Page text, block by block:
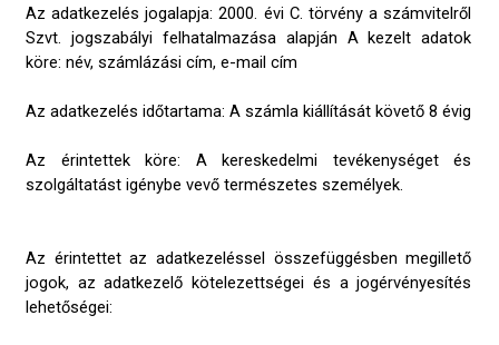
Az adatkezelés jogalapja: 2000. évi C. törvény a számvitelről
Szvt. jogszabályi felhatalmazása alapján A kezelt adatok
köre: név, számlázási cím, e-mail cím
Az adatkezelés időtartama: A számla kiállítását követő 8 évig
Az érintettek köre: A kereskedelmi tevékenységet és
szolgáltatást igénybe vevő természetes személyek.
Az érintettet az adatkezeléssel összefüggésben megillető
jogok, az adatkezelő kötelezettségei és a jogérvényesítés
lehetőségei: